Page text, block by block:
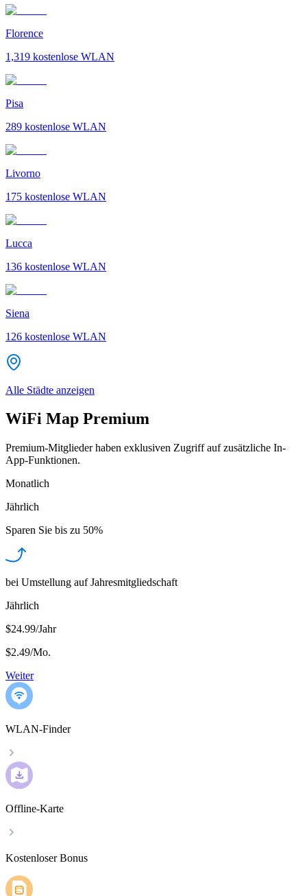
Florence
1,319 kostenlose WLAN
Pisa
289 kostenlose WLAN
Livorno
175 kostenlose WLAN
Lucca
136 kostenlose WLAN
Siena
126 kostenlose WLAN
Alle Städte anzeigen
WiFi Map Premium
Premium-Mitglieder haben exklusiven Zugriff auf zusätzliche In-
App-Funktionen.
Monatlich
Jährlich
Sparen Sie bis zu 50%
bei Umstellung auf Jahresmitgliedschaft
Jährlich
$24.99/Jahr
$2.49/Mo.
Weiter
WLAN-Finder
Offline-Karte
Kostenloser Bonus